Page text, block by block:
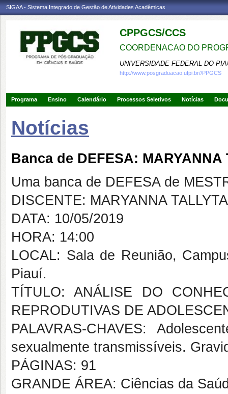
SIGAA - Sistema Integrado de Gestão de Atividades Acadêmicas
CPPGCS/CCS
COORDENACAO DO
UNIVERSIDADE FEDERAL DO
http://www.posgraduacao.ufpi.br//PPGCS
Programa Ensino Calendário Processos Seletivos Notícias
Notícias
Banca de DEFESA: MARYANNA
Uma banca de DEFESA de
DISCENTE: MARYANNA
DATA: 10/05/2019
HORA: 14:00
LOCAL: Sala de Reunião,
Piauí.
TÍTULO: ANÁLISE DO
REPRODUTIVAS DE
PALAVRAS-CHAVES:
sexualmente transmissíveis.
PÁGINAS: 91
GRANDE ÁREA: Ciências da